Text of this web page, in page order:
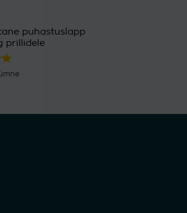
puhastuslapp
prillidele
5